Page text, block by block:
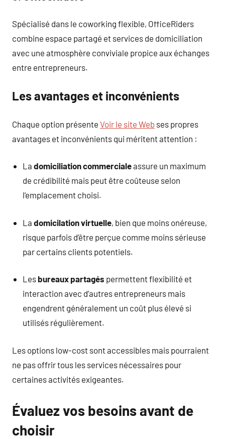
Spécialisé dans le coworking flexible, OfficeRiders
combine espace partagé et services de domiciliation
avec une atmosphère conviviale propice aux échanges
entre entrepreneurs.
Les avantages et inconvénients
Chaque option présente Voir le site Web ses propres
avantages et inconvénients qui méritent attention :
Ladomiciliation commercialeassure un maximum
de crédibilité mais peut être coûteuse selon
l’emplacement choisi.
Ladomicilation virtuelle, bien que moins onéreuse,
risque parfois d’être perçue comme moins sérieuse
par certains clients potentiels.
Les bureaux partagés permettent flexibilité et
interaction avec d’autres entrepreneurs mais
engendrent généralement un coût plus élevé si
utilisés régulièrement.
Les options low-cost sont accessibles mais pourraient
ne pas offrir tous les services nécessaires pour
certaines activités exigeantes.
Évaluez vos besoins avant de
choisir